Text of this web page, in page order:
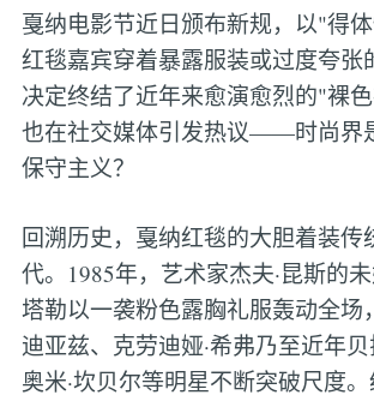
戛纳电影节近日颁布新规，以"得
红毯嘉宾穿着暴露服装或过度夸张
决定终结了近年来愈演愈烈的"裸色
也在社交媒体引发热议——时尚界
保守主义？
回溯历史，戛纳红毯的大胆着装传
代。1985年，艺术家杰夫·昆斯的
塔勒以一袭粉色露胸礼服轰动全场
迪亚兹、克劳迪娅·希弗乃至近年
奥米·坎贝尔等明星不断突破尺度